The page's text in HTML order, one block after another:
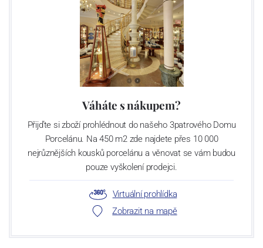
Váháte s nákupem?
Přijďte si zboží prohlédnout do našeho 3patrového Domu
Porcelánu. Na 450 m2 zde najdete přes 10 000
nejrůznějších kousků porcelánu a věnovat se vám budou
pouze vyškolení prodejci.
Virtuální prohlídka
Zobrazit na mapě